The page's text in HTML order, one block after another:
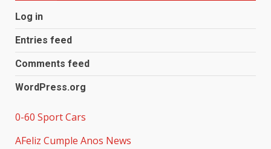
Log in
Entries feed
Comments feed
WordPress.org
0-60 Sport Cars
AFeliz Cumple Anos News